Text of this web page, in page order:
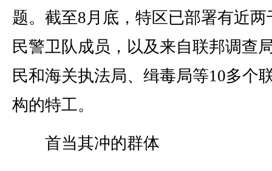
题。截至8月底，特区已部署有近两
民警卫队成员，以及来自联邦调查
民和海关执法局、缉毒局等10多个
构的特工。
首当其冲的群体